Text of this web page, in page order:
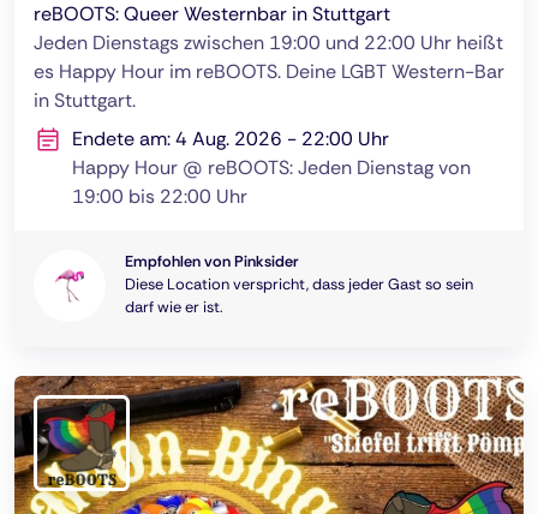
reBOOTS: Queer Westernbar in Stuttgart
Jeden Dienstags zwischen 19:00 und 22:00 Uhr heißt
es Happy Hour im reBOOTS. Deine LGBT Western-Bar
in Stuttgart.
Endete am: 4 Aug. 2026 - 22:00 Uhr
Happy Hour @ reBOOTS: Jeden Dienstag von
19:00 bis 22:00 Uhr
Empfohlen von Pinksider
Diese Location verspricht, dass jeder Gast so sein
darf wie er ist.